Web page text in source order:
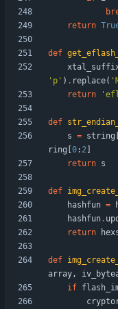
return
def
' p ' ) . replace( '
return
'
def
s = string
ring 0: 2
return s
def
hashfun =
hashfun.
return
def
array,
if